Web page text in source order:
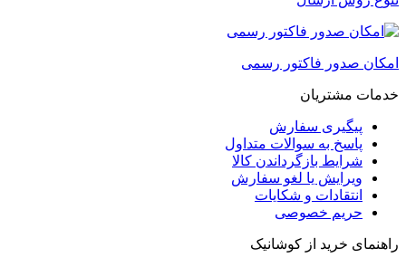
امکان صدور فاکتور رسمی
خدمات مشتریان
پیگیری سفارش
پاسخ به سوالات متداول
شرایط بازگرداندن کالا
ویرایش یا لغو سفارش
انتقادات و شکایات
حریم خصوصی
راهنمای خرید از کوشانیک